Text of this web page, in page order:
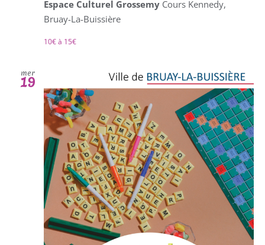
Espace Culturel Grossemy Cours Kennedy,
Bruay-La-Buissière
10€ à 15€
mer
19